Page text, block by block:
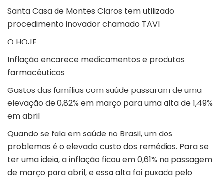
Santa Casa de Montes Claros tem utilizado
procedimento inovador chamado TAVI
O HOJE
Inflação encarece medicamentos e produtos
farmacêuticos
Gastos das famílias com saúde passaram de uma
elevação de 0,82% em março para uma alta de 1,49%
em abril
Quando se fala em saúde no Brasil, um dos
problemas é o elevado custo dos remédios. Para se
ter uma ideia, a inflação ficou em 0,61% na passagem
de março para abril, e essa alta foi puxada pelo